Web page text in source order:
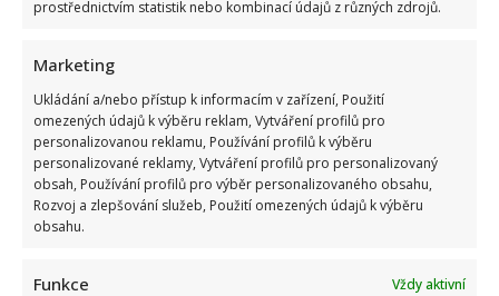
prostřednictvím statistik nebo kombinací údajů z různých zdrojů.
Marketing
Ukládání a/nebo přístup k informacím v zařízení, Použití
omezených údajů k výběru reklam, Vytváření profilů pro
personalizovanou reklamu, Používání profilů k výběru
personalizované reklamy, Vytváření profilů pro personalizovaný
obsah, Používání profilů pro výběr personalizovaného obsahu,
Rozvoj a zlepšování služeb, Použití omezených údajů k výběru
obsahu.
Funkce
Vždy aktivní
Bydlení Michala Davida ve středomořském stylu: V pražské
vile ma k dispozici i bazén a vnitřní atrium